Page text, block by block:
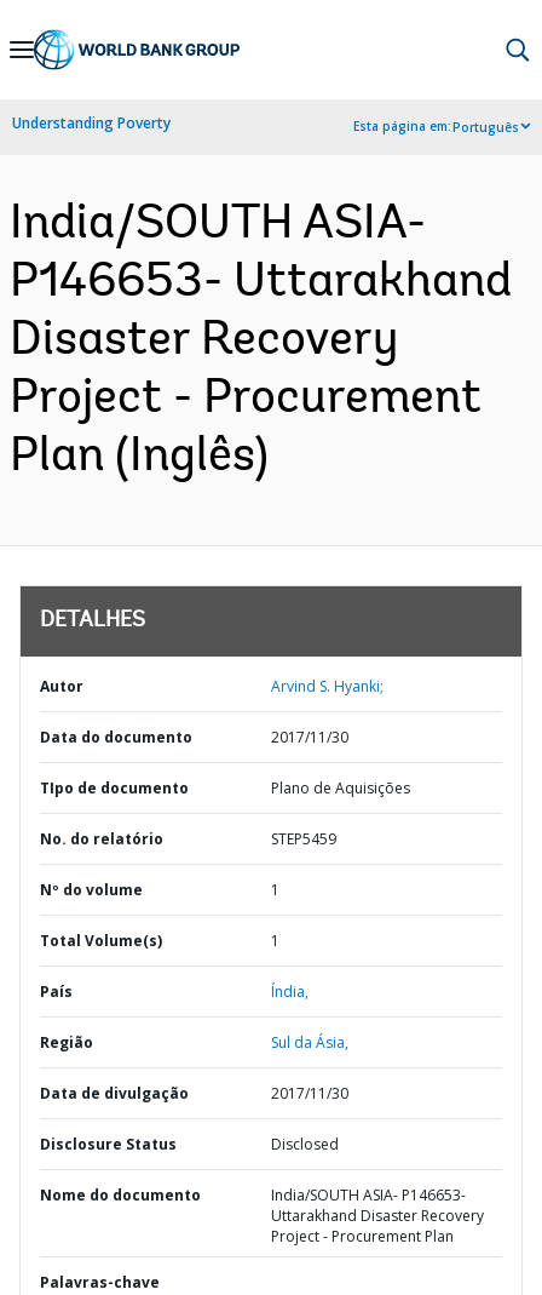
Skip
Navigation
Understanding Poverty Esta página em:Português
India/SOUTH ASIA-
P146653- Uttarakhand
Disaster Recovery
Project - Procurement
Plan (Inglês)
DETALHES
Autor Arvind S. Hyanki;
Data do documento 2017/11/30
TIpo de documento Plano de Aquisições
No. do relatório STEP5459
Nº do volume 1
Total Volume(s) 1
País Índia,
Região Sul da Ásia,
Data de divulgação 2017/11/30
Disclosure Status Disclosed
Nome do documento
India/SOUTH ASIA- P146653-
Uttarakhand Disaster Recovery
Project - Procurement Plan
Palavras-chave